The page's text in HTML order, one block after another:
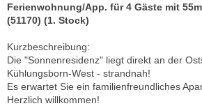
Ferienwohnung/App. für 4 Gäste mit
(51170) (1. Stock)
Kurzbeschreibung:
Die "Sonnenresidenz" liegt direkt an der
Kühlungsborn-West - strandnah!
Es erwartet Sie ein familienfreundliches
Herzlich willkommen!